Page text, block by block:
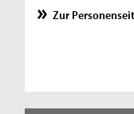
Zur